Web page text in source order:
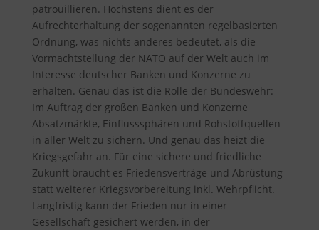
patrouillieren. Höchstens dient es der
Aufrechterhaltung der sogenannten regelbasierten
Ordnung, was nichts anderes bedeutet, als die
Vormachtstellung der NATO auf der Welt auch im
Interesse deutscher Banken und Konzerne zu
erhalten. Genau das ist die Rolle der Bundeswehr:
Im Auftrag der großen Banken und Konzerne
Absatzmärkte, Einflusssphären und Rohstoffquellen
in aller Welt zu sichern. Und genau das heizt die
Kriegsgefahr an. Für eine sichere und friedliche
Zukunft braucht es Friedensverträge und Abrüstung
statt weiterer Kriegsvorbereitung inkl. Wehrpflicht.
Langfristig kann der Frieden nur in einer
Gesellschaft gesichert werden, in der